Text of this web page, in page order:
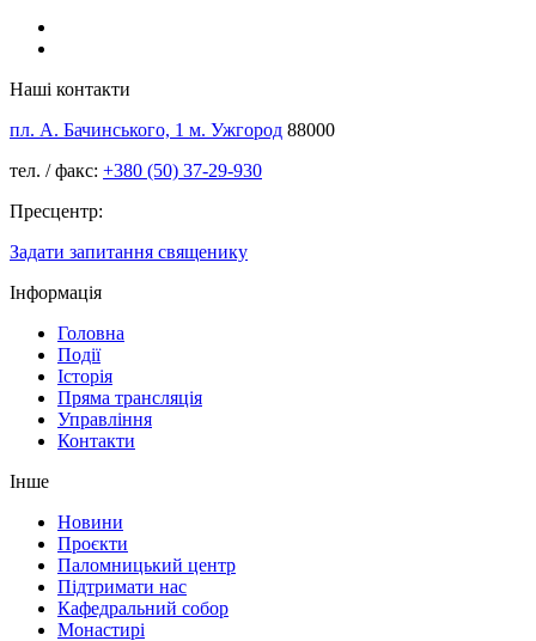
Наші контакти
пл. А. Бачинського, 1 м. Ужгород 88000
тел. / факс: +380 (50) 37-29-930
Пресцентр:
Задати запитання священику
Інформація
Головна
Події
Історія
Пряма трансляція
Управління
Контакти
Інше
Новини
Проєкти
Паломницький центр
Підтримати нас
Кафедральний собор
Монастирі